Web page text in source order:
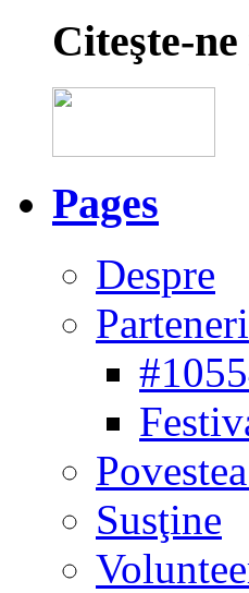
Citeşte-
Pages
Despre
Parteneri
Susţine